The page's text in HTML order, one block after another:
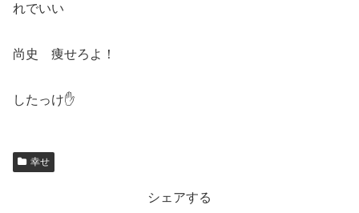
れでいい
尚史 痩せろよ！
したっけ✋
幸せ
シェアする